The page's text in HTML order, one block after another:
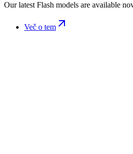
Our latest Flash models are available
Več o tem